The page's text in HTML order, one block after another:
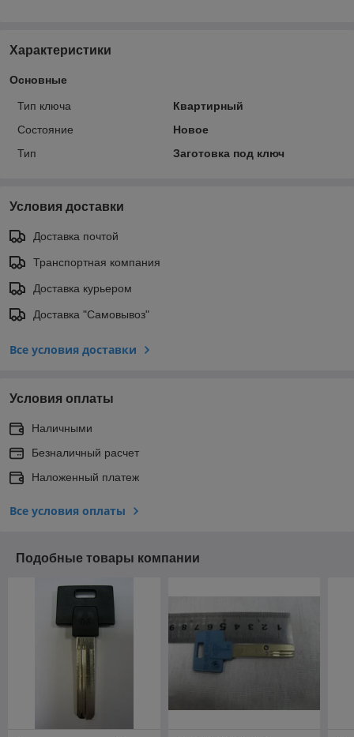
Характеристики
Основные
Тип ключа
Квартирный
Состояние
Новое
Тип
Заготовка под ключ
Условия доставки
Доставка почтой
Транспортная компания
Доставка курьером
Доставка "Самовывоз"
Все условия доставки
Условия оплаты
Наличными
Безналичный расчет
Наложенный платеж
Все условия оплаты
Подобные товары компании